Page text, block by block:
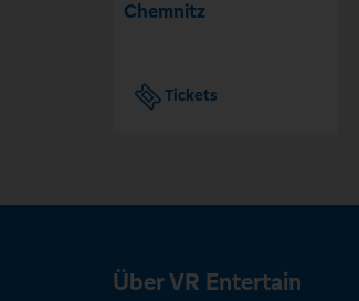
Chemnitz
Tickets
Über VR Entertain